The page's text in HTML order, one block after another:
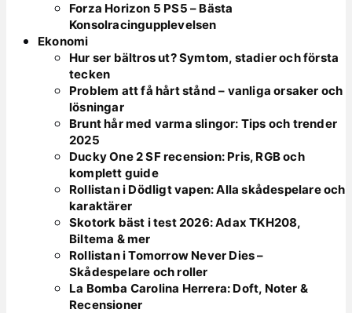
Forza Horizon 5 PS5 – Bästa
Konsolracingupplevelsen
Ekonomi
Hur ser bältros ut? Symtom, stadier och första
tecken
Problem att få hårt stånd – vanliga orsaker och
lösningar
Brunt hår med varma slingor: Tips och trender
2025
Ducky One 2 SF recension: Pris, RGB och
komplett guide
Rollistan i Dödligt vapen: Alla skådespelare och
karaktärer
Skotork bäst i test 2026: Adax TKH208,
Biltema & mer
Rollistan i Tomorrow Never Dies –
Skådespelare och roller
La Bomba Carolina Herrera: Doft, Noter &
Recensioner